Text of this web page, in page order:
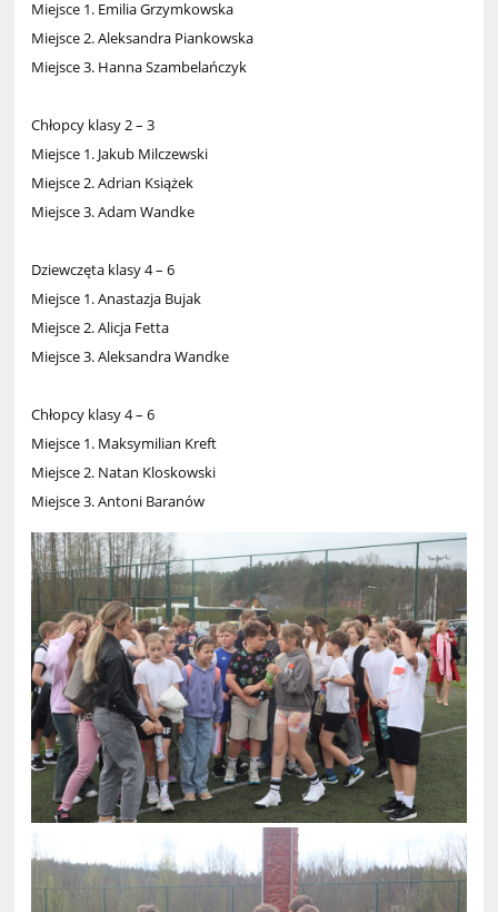
Miejsce 1. Emilia Grzymkowska
Miejsce 2. Aleksandra Piankowska
Miejsce 3. Hanna Szambelańczyk
Chłopcy klasy 2 – 3
Miejsce 1. Jakub Milczewski
Miejsce 2. Adrian Książek
Miejsce 3. Adam Wandke
Dziewczęta klasy 4 – 6
Miejsce 1. Anastazja Bujak
Miejsce 2. Alicja Fetta
Miejsce 3. Aleksandra Wandke
Chłopcy klasy 4 – 6
Miejsce 1. Maksymilian Kreft
Miejsce 2. Natan Kloskowski
Miejsce 3. Antoni Baranów